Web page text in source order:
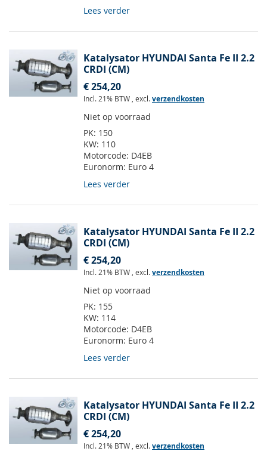
Lees verder
Katalysator HYUNDAI Santa Fe II 2.2
CRDI (CM)
€ 254,20
Incl. 21% BTW , excl.verzendkosten
Niet op voorraad
PK: 150
KW: 110
Motorcode: D4EB
Euronorm: Euro 4
Lees verder
Katalysator HYUNDAI Santa Fe II 2.2
CRDI (CM)
€ 254,20
Incl. 21% BTW , excl.verzendkosten
Niet op voorraad
PK: 155
KW: 114
Motorcode: D4EB
Euronorm: Euro 4
Lees verder
Katalysator HYUNDAI Santa Fe II 2.2
CRDI (CM)
€ 254,20
Incl. 21% BTW , excl.verzendkosten